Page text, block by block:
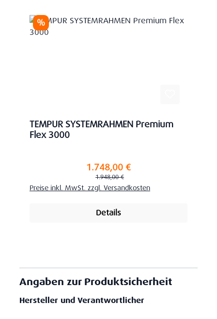
Rabatt
%
TEMPUR SYSTEMRAHMEN Premium
Flex 3000
Verkaufspreis:1.748,00 €
Regulärer Preis:
1.948,00 €
Preise inkl. MwSt. zzgl. Versandkosten
Details
Angaben zur Produktsicherheit
Hersteller und Verantwortlicher